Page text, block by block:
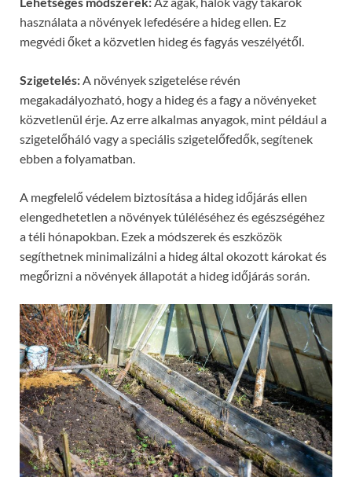
használata a növények lefedésére a hideg ellen. Ez
megvédi őket a közvetlen hideg és fagyás veszélyétől.
Szigetelés: A növények szigetelése révén
megakadályozható, hogy a hideg és a fagy a növényeket
közvetlenül érje. Az erre alkalmas anyagok, mint például a
szigetelőháló vagy a speciális szigetelőfedők, segítenek
ebben a folyamatban.
A megfelelő védelem biztosítása a hideg időjárás ellen
elengedhetetlen a növények túléléséhez és egészségéhez
a téli hónapokban. Ezek a módszerek és eszközök
segíthetnek minimalizálni a hideg által okozott károkat és
megőrizni a növények állapotát a hideg időjárás során.